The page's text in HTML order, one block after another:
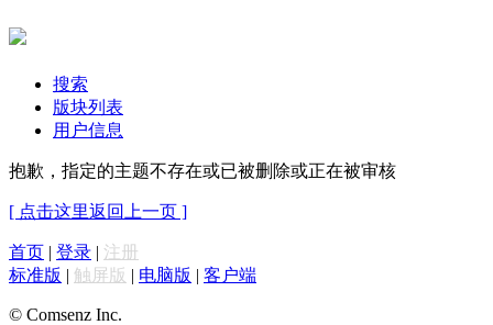
搜索
版块列表
用户信息
抱歉，指定的主题不存在或已被删除或正在被审核
[ 点击这里返回上一页 ]
首页 | 登录 | 注册
标准版 | 触屏版 | 电脑版 | 客户端
© Comsenz Inc.